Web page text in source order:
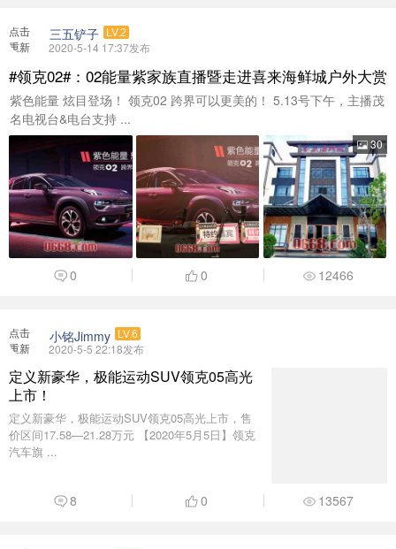
点击
重新
三五铲子 LV.2
2020-5-14 17:37发布
#领克02#：02能量紫家族直播暨走进喜来海鲜城户外大赏
紫色能量 炫目登场！ 领克02 跨界可以更美的！ 5.13号下午，主播茂
名电视台&电台支持 ...
30
0 0 12466
点击
重新
小铭Jimmy LV.6
2020-5-5 22:18发布
定义新豪华，极能运动SUV领克05高光
上市！
定义新豪华，极能运动SUV领克05高光上市，售
价区间17.58—21.28万元 【2020年5月5日】领克
汽车旗 ...
8 0 13567